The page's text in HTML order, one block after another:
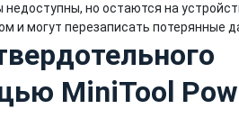
но остаются на
и могут перезаписать потерянные
MiniTool